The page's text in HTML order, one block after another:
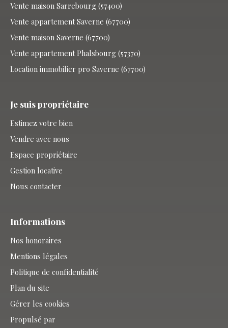
Vente maison Sarrebourg (57400)
Vente appartement Saverne (67700)
Vente maison Saverne (67700)
Vente appartement Phalsbourg (57370)
Location immobilier pro Saverne (67700)
Je suis propriétaire
Estimez votre bien
Vendre avec nous
Espace propriétaire
Gestion locative
Nous contacter
Informations
Nos honoraires
Mentions légales
Politique de confidentialité
Plan du site
Gérer les cookies
Propulsé par